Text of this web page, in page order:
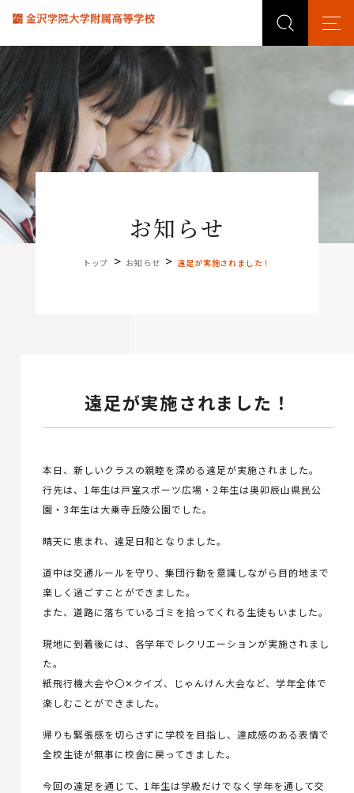
お知らせ
トップ > お知らせ > 遠足が実施されました！
遠足が実施されました！
本日、新しいクラスの親睦を深める遠足が実施されました。
行先は、1年生は戸室スポーツ広場・2年生は奥卯辰山県民公
園・3年生は大乗寺丘陵公園でした。
晴天に恵まれ、遠足日和となりました。
道中は交通ルールを守り、集団行動を意識しながら目的地まで
楽しく過ごすことができました。
また、道路に落ちているゴミを拾ってくれる生徒もいました。
現地に到着後には、各学年でレクリエーションが実施されまし
た。
紙飛行機大会や〇✕クイズ、じゃんけん大会など、学年全体で
楽しむことができました。
帰りも緊張感を切らさずに学校を目指し、達成感のある表情で
全校生徒が無事に校舎に戻ってきました。
今回の遠足を通じて、1年生は学級だけでなく学年を通して交